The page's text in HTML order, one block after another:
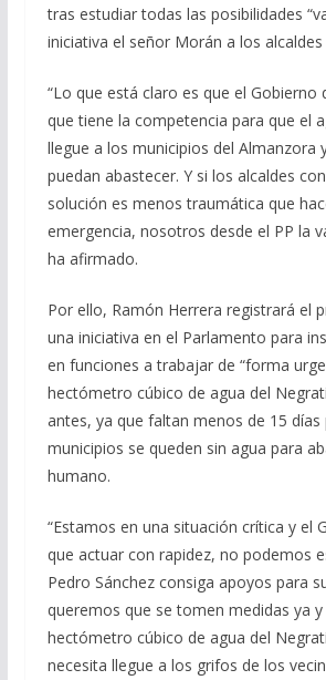
tras estudiar todas las posibilidades
iniciativa el señor Morán a los alcaldes
“Lo que está claro es que el Gobierno
que tiene la competencia para que el
llegue a los municipios del Almanzora
puedan abastecer. Y si los alcaldes
solución es menos traumática que
emergencia, nosotros desde el PP la
ha afirmado.
Por ello, Ramón Herrera registrará el
una iniciativa en el Parlamento para
en funciones a trabajar de “forma
hectómetro cúbico de agua del
antes, ya que faltan menos de 15 días
municipios se queden sin agua para
humano.
“Estamos en una situación crítica y el
que actuar con rapidez, no podemos
Pedro Sánchez consiga apoyos para
queremos que se tomen medidas ya y
hectómetro cúbico de agua del
necesita llegue a los grifos de los